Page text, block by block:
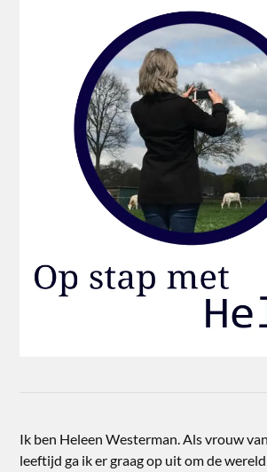
Ik ben Heleen Westerman. Als vrouw
leeftijd ga ik er graag op uit om de